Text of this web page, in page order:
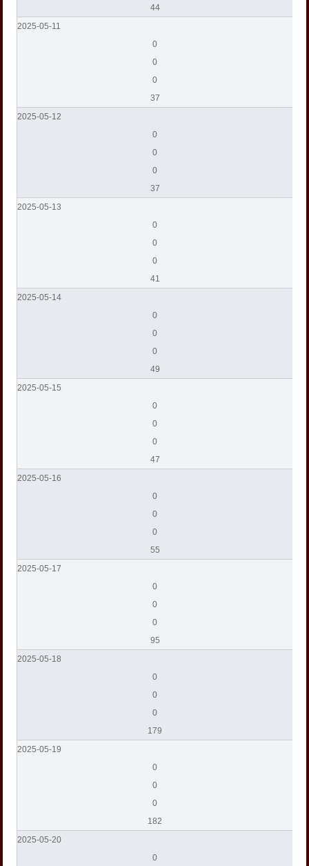
44
2025-05-11
0
0
0
37
2025-05-12
0
0
0
37
2025-05-13
0
0
0
41
2025-05-14
0
0
0
49
2025-05-15
0
0
0
47
2025-05-16
0
0
0
55
2025-05-17
0
0
0
95
2025-05-18
0
0
0
179
2025-05-19
0
0
0
182
2025-05-20
0